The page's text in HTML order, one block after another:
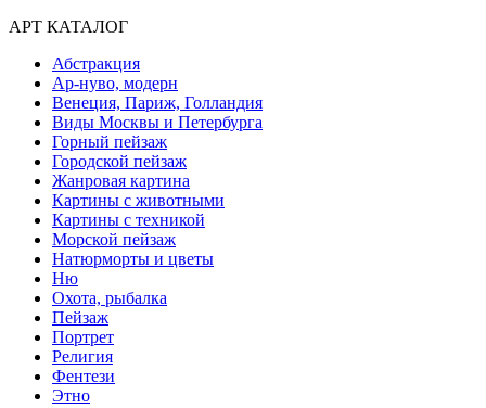
АРТ КАТАЛОГ
Абстракция
Ар-нуво, модерн
Венеция, Париж, Голландия
Виды Москвы и Петербурга
Горный пейзаж
Городской пейзаж
Жанровая картина
Картины с животными
Картины с техникой
Морской пейзаж
Натюрморты и цветы
Ню
Охота, рыбалка
Пейзаж
Портрет
Религия
Фентези
Этно